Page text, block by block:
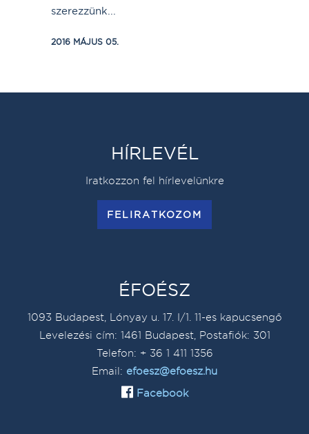
szerezzünk...
2016 MÁJUS 05.
HÍRLEVÉL
Iratkozzon fel hírlevelünkre
FELIRATKOZOM
ÉFOÉSZ
1093 Budapest, Lónyay u. 17. I/1. 11-es kapucsengő
Levelezési cím: 1461 Budapest, Postafiók: 301
Telefon: + 36 1 411 1356
Email: efoesz@efoesz.hu
Facebook